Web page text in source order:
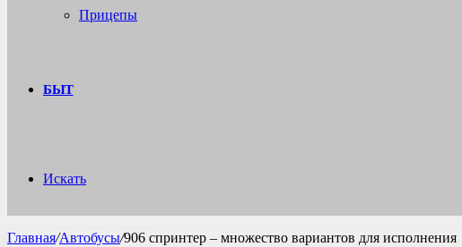
Прицепы
БЫТ
Искать
Главная/Автобусы/906 спринтер – множество вариантов для исполнения